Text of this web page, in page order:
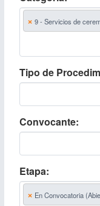
× 9 - Servicios de
Tipo de
Convocante
Etapa
× En Convocatoria